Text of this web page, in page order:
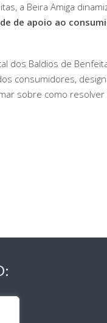
a Beira Amiga
de apoio ao
dos Baldios de
consumidores,
sobre como